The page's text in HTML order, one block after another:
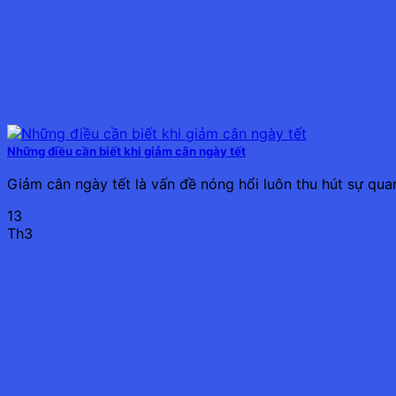
Những điều cần biết khi giảm cân ngày tết
Giảm cân ngày tết là vấn đề nóng hổi luôn thu hút sự
13
Th3